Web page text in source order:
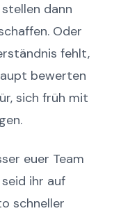
dann
Oder
fehlt,
bewerten
sich früh mit
euer Team
ihr auf
schneller